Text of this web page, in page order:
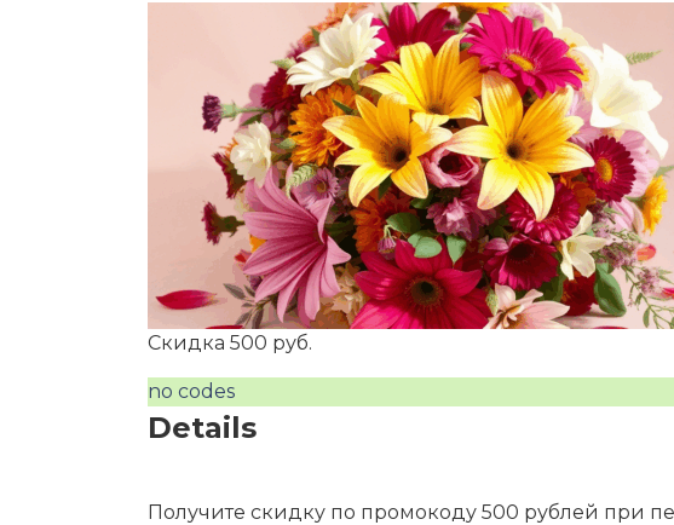
Скидка 500 руб.
no codes
Details
Получите скидку по промокоду 500 рублей при